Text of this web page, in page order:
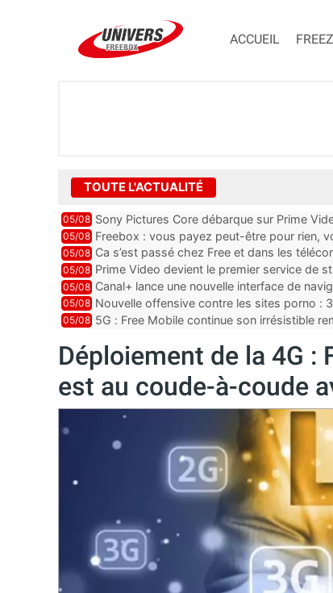
ACCUEIL
TOUTE L'ACTUALITÉ
05/08 Sony Pictures Core débarque sur Prime
05/08 Freebox : vous payez peut-être pour rien,
abonnements TV oubliés
05/08 Ca s’est passé chez Free et dans les
pointe le bout de...
05/08 Prime Video devient le premier service de
ce lancement
05/08 Canal+ lance une nouvelle interface de
05/08 Nouvelle offensive contre les sites porno :
par Orange, Free, SF...
05/08 5G : Free Mobile continue son irrésistible
Déploiement de la 4G :
est au coude-à-coude